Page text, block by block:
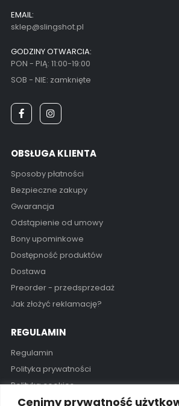
Cenimy prywatność
EMAIL:
sklep@slingshot.pl
GODZINY OTWARCIA:
PON - PIĄ: 11:00-19:00
SOB - NIE: zamknięte
OBSŁUGA KLIENTA
Sposoby płatności
Bezpieczne zakupy
Gwarancja
Odstąpienie od umowy
Bony upominkowe
Dostępność produktów
Dostawa
Preorder - przedsprzedaż
Jak złożyć reklamację?
REGULAMIN
Regulamin
Polityka prywatności
Polityka cookies